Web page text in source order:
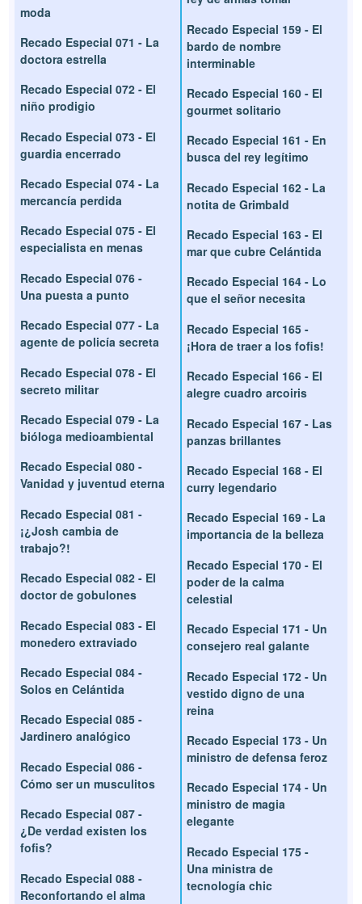
moda
Recado Especial 071 - La
doctora estrella
Recado Especial 072 - El
niño prodigio
Recado Especial 073 - El
guardia encerrado
Recado Especial 074 - La
mercancía perdida
Recado Especial 075 - El
especialista en menas
Recado Especial 076 -
Una puesta a punto
Recado Especial 077 - La
agente de policía secreta
Recado Especial 078 - El
secreto militar
Recado Especial 079 - La
bióloga medioambiental
Recado Especial 080 -
Vanidad y juventud eterna
Recado Especial 081 -
¡¿Josh cambia de
trabajo?!
Recado Especial 082 - El
doctor de gobulones
Recado Especial 083 - El
monedero extraviado
Recado Especial 084 -
Solos en Celántida
Recado Especial 085 -
Jardinero analógico
Recado Especial 086 -
Cómo ser un musculitos
Recado Especial 087 -
¿De verdad existen los
fofis?
Recado Especial 088 -
Reconfortando el alma
Recado Especial 159 - El
bardo de nombre
interminable
Recado Especial 160 - El
gourmet solitario
Recado Especial 161 - En
busca del rey legítimo
Recado Especial 162 - La
notita de Grimbald
Recado Especial 163 - El
mar que cubre Celántida
Recado Especial 164 - Lo
que el señor necesita
Recado Especial 165 -
¡Hora de traer a los fofis!
Recado Especial 166 - El
alegre cuadro arcoiris
Recado Especial 167 - Las
panzas brillantes
Recado Especial 168 - El
curry legendario
Recado Especial 169 - La
importancia de la belleza
Recado Especial 170 - El
poder de la calma
celestial
Recado Especial 171 - Un
consejero real galante
Recado Especial 172 - Un
vestido digno de una
reina
Recado Especial 173 - Un
ministro de defensa feroz
Recado Especial 174 - Un
ministro de magia
elegante
Recado Especial 175 -
Una ministra de
tecnología chic